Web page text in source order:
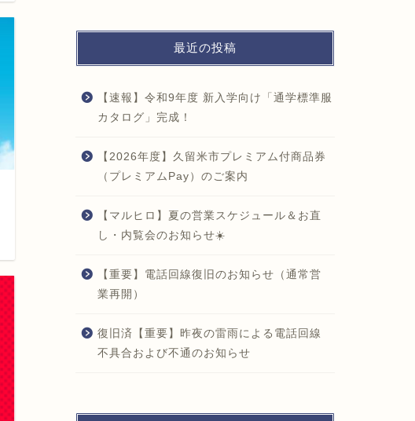
マルヒロ厳選米「こめ光っちゃん」
お知らせ
最近の投稿
【速報】令和9年度 新入学向け「通学標準服
カタログ」完成！
【2026年度】久留米市プレミアム付商品券
（プレミアムPay）のご案内
【マルヒロ】夏の営業スケジュール＆お直
し・内覧会のお知らせ☀️
【重要】電話回線復旧のお知らせ（通常営
業再開）
復旧済【重要】昨夜の雷雨による電話回線
不具合および不通のお知らせ